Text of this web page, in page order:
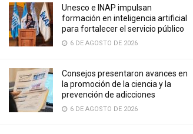
Unesco e INAP impulsan
formación en inteligencia artificial
para fortalecer el servicio público
6 DE AGOSTO DE 2026
Consejos presentaron avances en
la promoción de la ciencia y la
prevención de adicciones
6 DE AGOSTO DE 2026